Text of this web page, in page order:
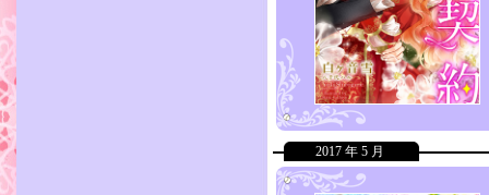
2017 年 5 月